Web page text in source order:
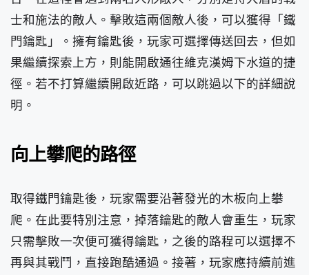
士和施法的敵人。擊敗這兩個敵人後，可以獲得「鐵
門鑰匙」。擁有鑰匙後，玩家可選擇傳送回去，但如
果繼續探索上方，則能開啟通往維克漢姆下水道的捷
徑。若不打算繼續開啟近路，可以跳過以下的詳細說
明。
向上攀爬的路徑
取得鐵門鑰匙後，玩家需要沿著發光的木板向上攀
爬。在此要特別注意，掉落鑰匙的敵人會重生，玩家
只需擊敗一次便可獲得鑰匙，之後的路程可以選擇不
再與其戰鬥，直接跑酷通過。接著，玩家應持續前進